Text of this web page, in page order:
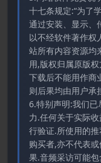
十七条规定:“为了
通过安装、显示、
以不经软件著作权
站所有内容资源均
用,版权归属原版
下载后不能用作商
则后果均由用户承
6.特别声明:我们
力.任何关于实际
行验证.所使用的
购买者,亦不代表
果.音频采访可能